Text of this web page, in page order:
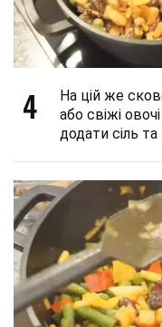
4
На цій же
або свіжі
додати сіль